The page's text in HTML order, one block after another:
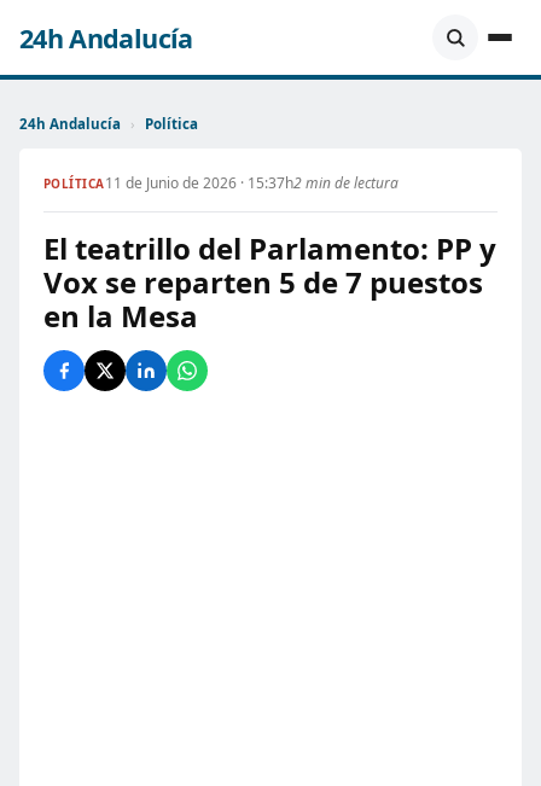
24h Andalucía
24h Andalucía › Política
POLÍTICA11 de Junio de 2026 · 15:37h2 min de lectura
El teatrillo del Parlamento: PP y
Vox se reparten 5 de 7 puestos
en la Mesa